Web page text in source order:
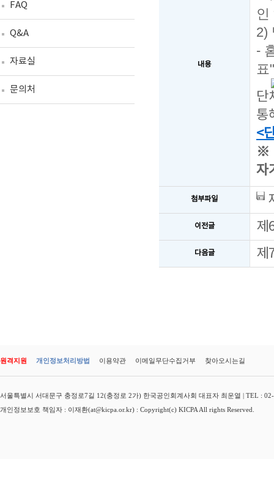
FAQ
Q&A
자료실
문의처
내용
인
2)
-
표
단
통
<
※
자
첨부파일
이전글 제
다음글 제
원격지원 개인정보처리방법 이용약관 이메일무단수집거부 찾아오시는길
서울특별시 서대문구 충정로7길 12(충정로 2가) 한국공인회계사회 대표자 최운열 | TEL :
개인정보보호 책임자 : 이재환(at@kicpa.or.kr) : Copyright(c) KICPA All rights Reserved.